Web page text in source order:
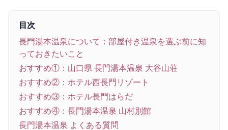
目次
長門湯本温泉について：部屋付き温泉を選ぶ前に知
っておきたいこと
おすすめ①：山口県 長門湯本温泉 大谷山荘
おすすめ②：ホテル西長門リゾート
おすすめ③：ホテル長門はらだ
おすすめ④：長門湯本温泉 山村別館
長門湯本温泉 よくある質問